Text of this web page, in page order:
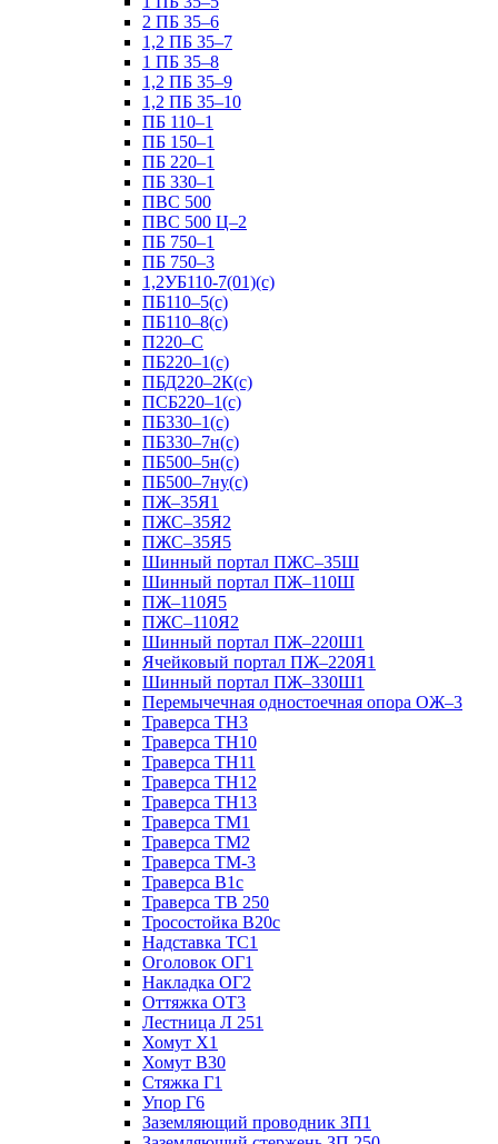
2 ПБ 35–6
1,2 ПБ 35–7
1 ПБ 35–8
1,2 ПБ 35–9
1,2 ПБ 35–10
ПБ 110–1
ПБ 150–1
ПБ 220–1
ПБ 330–1
ПВС 500
ПВС 500 Ц–2
ПБ 750–1
ПБ 750–3
1,2УБ110-7(01)(с)
ПБ110–5(с)
ПБ110–8(с)
П220–С
ПБ220–1(с)
ПБД220–2К(с)
ПСБ220–1(с)
ПБ330–1(с)
ПБ330–7н(с)
ПБ500–5н(с)
ПБ500–7ну(с)
ПЖ–35Я1
ПЖС–35Я2
ПЖС–35Я5
Шинный портал ПЖС–35Ш
Шинный портал ПЖ–110Ш
ПЖ–110Я5
ПЖС–110Я2
Шинный портал ПЖ–220Ш1
Ячейковый портал ПЖ–220Я1
Шинный портал ПЖ–330Ш1
Перемычечная одностоечная опора ОЖ–3
Траверса ТН3
Траверса ТН10
Траверса ТН11
Траверса ТН12
Траверса ТН13
Траверса ТМ1
Траверса ТМ2
Траверса ТМ-3
Траверса В1с
Траверса ТВ 250
Тросостойка В20с
Надставка ТС1
Оголовок ОГ1
Накладка ОГ2
Оттяжка ОТ3
Лестница Л 251
Хомут Х1
Хомут В30
Стяжка Г1
Упор Г6
Заземляющий проводник ЗП1